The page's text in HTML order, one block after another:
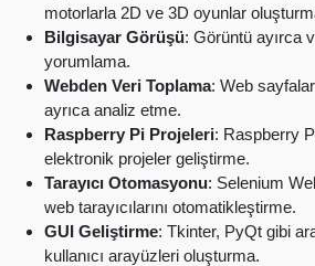
motorlarla 2D ve 3D oyunlar
Bilgisayar Görüşü: Görüntü ayırca
yorumlama.
Webden Veri Toplama: Web
ayrıca analiz etme.
Raspberry Pi Projeleri: Raspberry
elektronik projeler geliştirme.
Tarayıcı Otomasyonu: Selenium
web tarayıcılarını otomatikleştirme.
GUI Geliştirme: Tkinter, PyQt gibi
kullanıcı arayüzleri oluşturma.